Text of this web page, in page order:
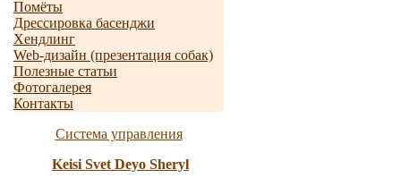
Помёты
Дрессировка басенджи
Хендлинг
Web-дизайн (презентация собак)
Полезные статьи
Фотогалерея
Контакты
Система управления
Keisi Svet Deyo Sheryl